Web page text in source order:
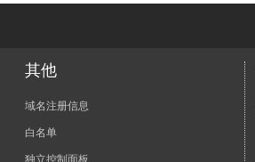
其他
域名注册信息
白名单
独立控制面板